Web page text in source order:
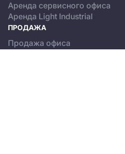
Аренда сервисного офиса
Аренда Light Industrial
ПРОДАЖА
Продажа офиса